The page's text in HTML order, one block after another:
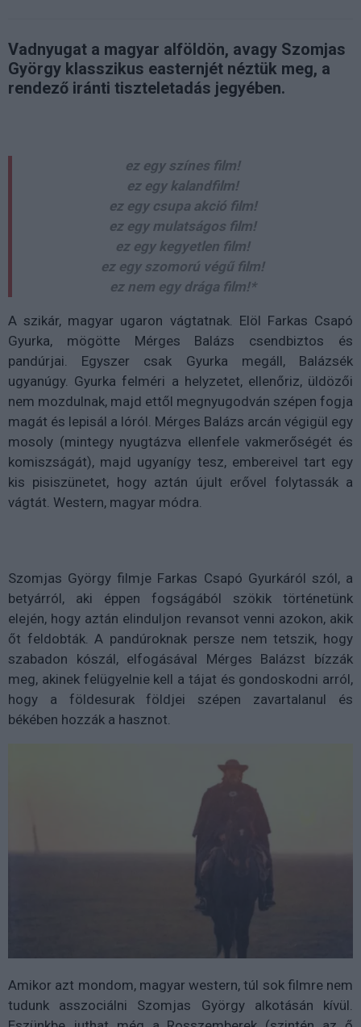
Vadnyugat a magyar alföldön, avagy Szomjas
György klasszikus easternjét néztük meg, a
rendező iránti tiszteletadás jegyében.
ez egy színes film!
ez egy kalandfilm!
ez egy csupa akció film!
ez egy mulatságos film!
ez egy kegyetlen film!
ez egy szomorú végű film!
ez nem egy drága film!*
A szikár, magyar ugaron vágtatnak. Elöl Farkas Csapó
Gyurka, mögötte Mérges Balázs csendbiztos és
pandúrjai. Egyszer csak Gyurka megáll, Balázsék
ugyanúgy. Gyurka felméri a helyzetet, ellenőriz, üldözői
nem mozdulnak, majd ettől megnyugodván szépen fogja
magát és lepisál a lóról. Mérges Balázs arcán végigül egy
mosoly (mintegy nyugtázva ellenfele vakmerőségét és
komiszságát), majd ugyanígy tesz, embereivel tart egy
kis pisiszünetet, hogy aztán újult erővel folytassák a
vágtát. Western, magyar módra.
Szomjas György filmje Farkas Csapó Gyurkáról szól, a
betyárról, aki éppen fogságából szökik történetünk
elején, hogy aztán elinduljon revansot venni azokon, akik
őt feldobták. A pandúroknak persze nem tetszik, hogy
szabadon kószál, elfogásával Mérges Balázst bízzák
meg, akinek felügyelnie kell a tájat és gondoskodni arról,
hogy a földesurak földjei szépen zavartalanul és
békében hozzák a hasznot.
Amikor azt mondom, magyar western, túl sok filmre nem
tudunk asszociálni Szomjas György alkotásán kívül.